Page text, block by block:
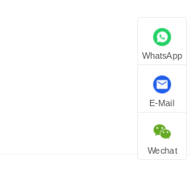
WhatsApp
E-Mail
Wechat